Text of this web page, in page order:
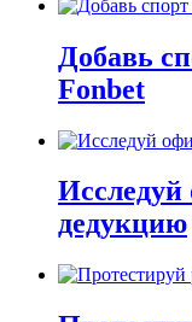
Добавь
Fonbet
дедукцию